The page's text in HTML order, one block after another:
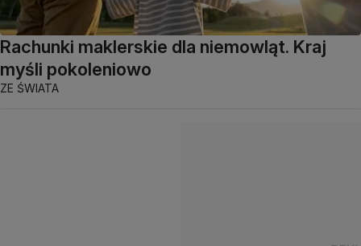
Rachunki maklerskie dla niemowląt. Kraj
myśli pokoleniowo
ZE ŚWIATA